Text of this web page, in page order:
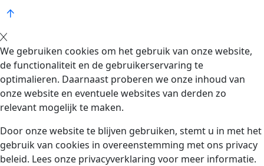
We gebruiken cookies om het gebruik van onze website,
de functionaliteit en de gebruikerservaring te
optimalieren. Daarnaast proberen we onze inhoud van
onze website en eventuele websites van derden zo
relevant mogelijk te maken.
Door onze website te blijven gebruiken, stemt u in met het
gebruik van cookies in overeenstemming met ons privacy
beleid. Lees onze privacyverklaring voor meer informatie.